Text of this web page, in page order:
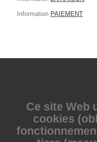
Information PAIEMENT
Ce site Web
cookies